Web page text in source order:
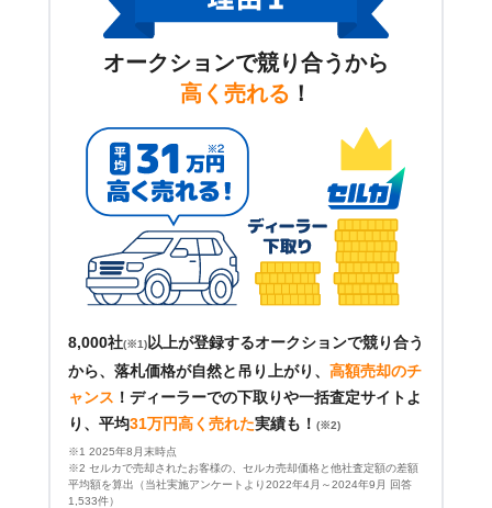
オークションで競り合うから
高く売れる ！
8,000社(※1) 以上が登録するオークションで競り合う
から、落札価格が自然と吊り上がり、 高額売却のチ
ャンス ！ ディーラーでの下取りや一括査定サイトよ
り、平均31万円高く売れた実績も！ (※2)
※1 2025年8月末時点
※2 セルカで売却されたお客様の、セルカ売却価格と他社査定額の差額
平均額を算出（当社実施アンケートより2022年4月～2024年9月 回答
1,533件）